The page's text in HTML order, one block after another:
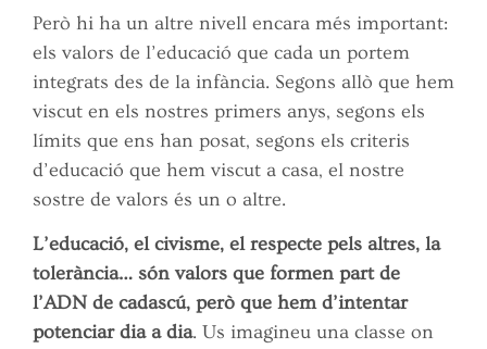
Però hi ha un altre nivell encara més important:
els valors de l’educació que cada un portem
integrats des de la infància. Segons allò que hem
viscut en els nostres primers anys, segons els
límits que ens han posat, segons els criteris
d’educació que hem viscut a casa, el nostre
sostre de valors és un o altre.
L’educació, el civisme, el respecte pels altres, la
tolerància… són valors que formen part de
l’ADN de cadascú, però que hem d’intentar
potenciar dia a dia. Us imagineu una classe on